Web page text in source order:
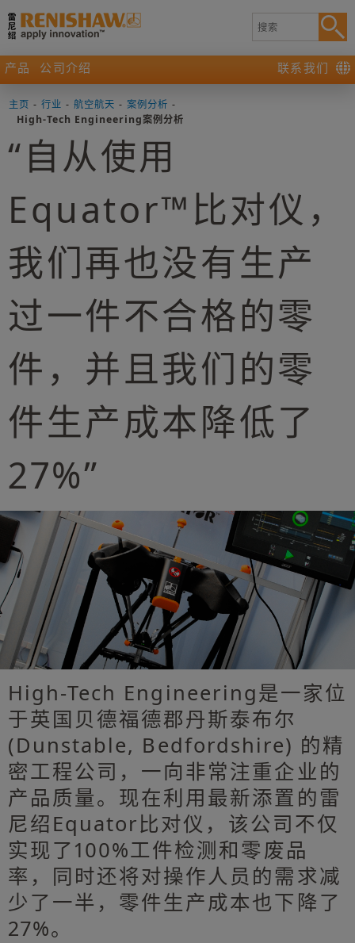
产品 公司介绍 联系我们
主页 - 行业 - 航空航天 - 案例分析 -
High-Tech Engineering案例分析
“自从使用
Equator™比对仪，
我们再也没有生产
过一件不合格的零
件，并且我们的零
件生产成本降低了
27%”
High-Tech Engineering是一家位
于英国贝德福德郡丹斯泰布尔
(Dunstable, Bedfordshire) 的精
密工程公司，一向非常注重企业的
产品质量。现在利用最新添置的雷
尼绍Equator比对仪，该公司不仅
实现了100%工件检测和零废品
率，同时还将对操作人员的需求减
少了一半，零件生产成本也下降了
27%。